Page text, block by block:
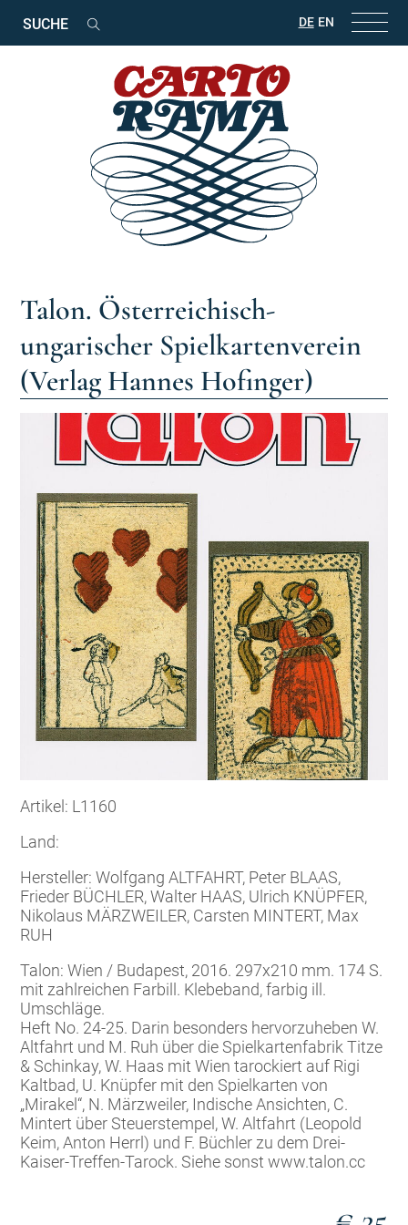
Suchbegriffe
DE EN
Talon. Österreichisch-
ungarischer Spielkartenverein
(Verlag Hannes Hofinger)
Artikel: L1160
Land:
Hersteller: Wolfgang ALTFAHRT, Peter BLAAS,
Frieder BÜCHLER, Walter HAAS, Ulrich KNÜPFER,
Nikolaus MÄRZWEILER, Carsten MINTERT, Max
RUH
Talon: Wien / Budapest, 2016. 297x210 mm. 174 S.
mit zahlreichen Farbill. Klebeband, farbig ill.
Umschläge.
Heft No. 24-25. Darin besonders hervorzuheben W.
Altfahrt und M. Ruh über die Spielkartenfabrik Titze
& Schinkay, W. Haas mit Wien tarockiert auf Rigi
Kaltbad, U. Knüpfer mit den Spielkarten von
„Mirakel“, N. Märzweiler, Indische Ansichten, C.
Mintert über Steuerstempel, W. Altfahrt (Leopold
Keim, Anton Herrl) und F. Büchler zu dem Drei-
Kaiser-Treffen-Tarock. Siehe sonst www.talon.cc